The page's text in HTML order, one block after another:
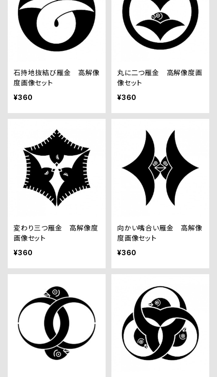
石持地抜結び雁金 高解像
度画像セット
¥360
丸に二つ雁金 高解像度画
像セット
¥360
変わり三つ雁金 高解像度
画像セット
¥360
向かい嘴合い雁金 高解像
度画像セット
¥360